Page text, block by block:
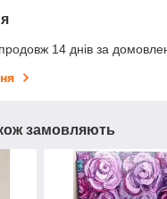
14 днів за
замовляють